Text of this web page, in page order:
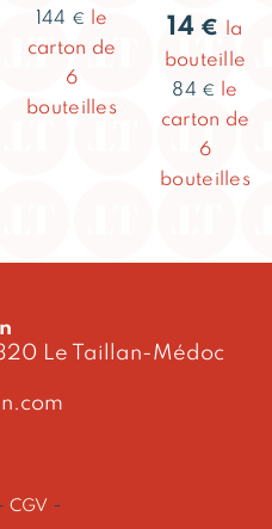
144 €
le
carton de
6
bouteilles
14 €
la
bouteille
84 €
le
carton de
6
bouteilles
Le Taillan-Médoc
CGV -